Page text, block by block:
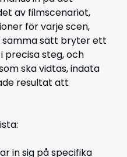
av filmscenariot,
för varje scen,
samma sätt bryter ett
steg, och
ska vidtas, indata
resultat att
in sig på specifika